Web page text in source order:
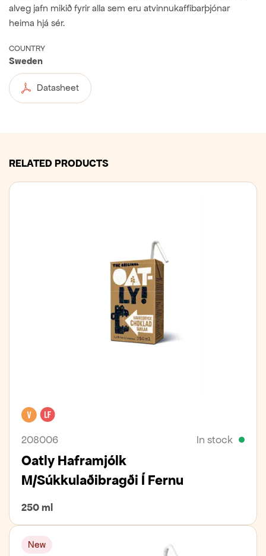
alveg jafn mikið fyrir alla sem eru atvinnukaffibarþjónar
heima hjá sér.
COUNTRY
Sweden
Datasheet
RELATED PRODUCTS
Vegan
208006 In stock
Oatly Haframjólk
M/súkkulaðibragði Í Fernu
250 ml
New